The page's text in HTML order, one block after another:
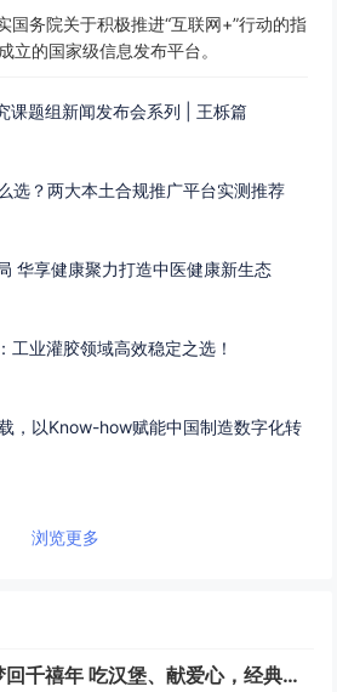
国务院关于积极推进“互联网+”行动的指
立的国家级信息发布平台。
课题组新闻发布会系列 | 王栎篇
选？两大本土合规推广平台实测推荐
华享健康聚力打造中医健康新生态
工业灌胶领域高效稳定之选！
，以Know-how赋能中国制造数字化转
浏览更多
华莱士10元3堡梦回千禧年 吃汉堡、献爱心，经典好滋味回馈社会